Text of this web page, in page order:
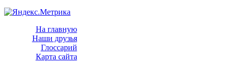
На главную
Наши друзья
Глоссарий
Карта сайта